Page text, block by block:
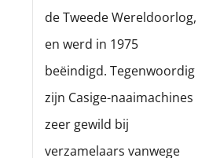
de Tweede Wereldoorlog,
en werd in 1975
beëindigd. Tegenwoordig
zijn Casige-naaimachines
zeer gewild bij
verzamelaars vanwege